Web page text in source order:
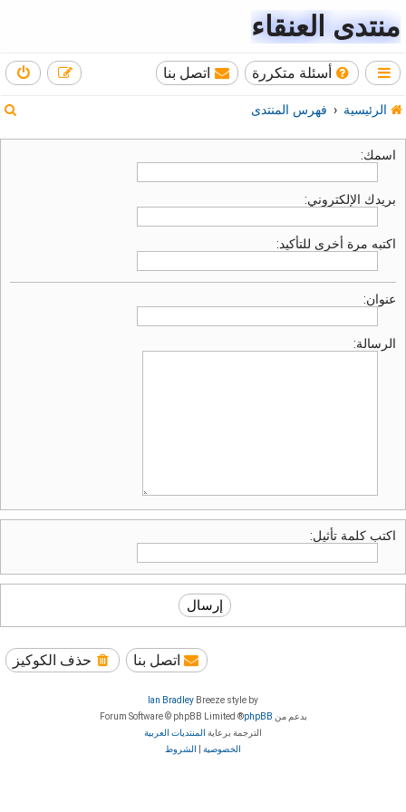
منتدى العنقاء
أسئلة متكررة اتصل بنا
الرئيسية فهرس المنتدى
اسمك:
بريدك الإلكتروني:
اكتبه مرة أخرى للتأكيد:
عنوان:
الرسالة:
اكتب كلمة تأثيل:
حذف الكوكيز اتصل بنا
Breeze style by
Ian Bradley
بدعم من phpBB
® Forum Software © phpBB Limited
الترجمة برعاية المنتديات العربية
الخصوصية
الشروط